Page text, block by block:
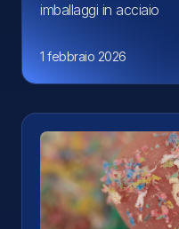
imballaggi in acciaio
1 febbraio 2026